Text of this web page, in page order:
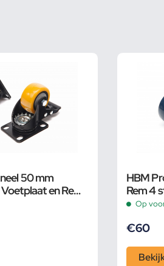
50 mm
en Rem
HBM
Rem 4
Op
€60